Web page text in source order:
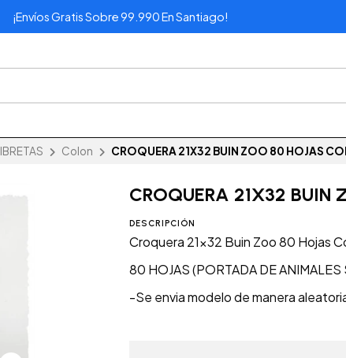
¡Envíos Gratis Sobre 99.990 En Santiago!
Colon CROQUERA 21X32 BUIN ZOO 80 HOJAS
CROQUERA 21X32 BUIN
DESCRIPCIÓN
Croquera 21x32 Buin Zoo 80 Hojas
80 HOJAS (PORTADA DE ANIMALES
-Se envia modelo de manera